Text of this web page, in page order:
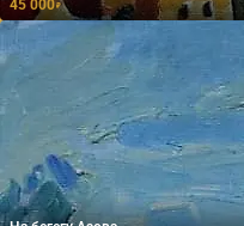
45 000₽